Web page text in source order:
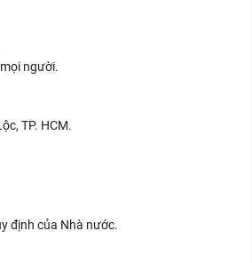
người.
TP. HCM.
định của Nhà nước.